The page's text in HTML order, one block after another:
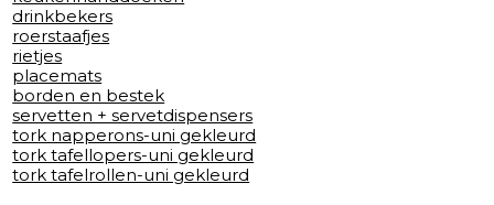
drinkbekers
roerstaafjes
rietjes
placemats
borden en bestek
servetten + servetdispensers
tork napperons-uni gekleurd
tork tafellopers-uni gekleurd
tork tafelrollen-uni gekleurd